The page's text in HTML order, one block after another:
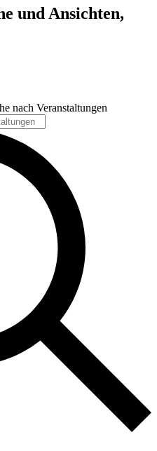
und Ansichten,
nach Veranstaltungen